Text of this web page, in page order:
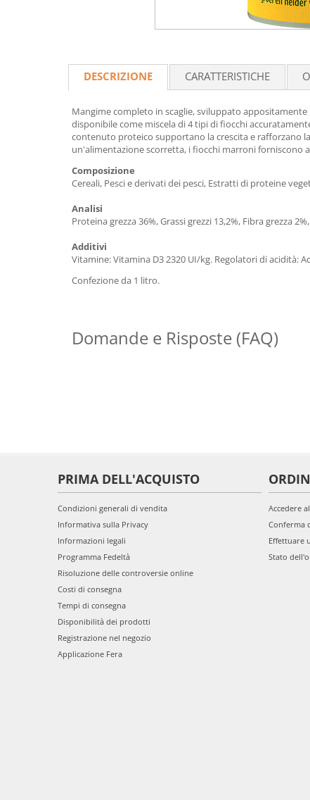
DESCRIZIONE CARATTERISTICHE
Mangime completo in scaglie, sviluppato
disponibile come miscela di 4 tipi di fiocchi
contenuto proteico supportano la crescita e rafforzano
un'alimentazione scorretta, i fiocchi marroni forniscono
Composizione
Cereali, Pesci e derivati ​​dei pesci, Estratti di proteine
Analisi
Proteina grezza 36%, Grassi grezzi 13,2%, Fibra grezza
Additivi
Vitamine: Vitamina D3 2320 UI/kg. Regolatori di acidità:
Confezione da 1 litro.
Domande e Risposte (FAQ)
PRIMA DELL'ACQUISTO
Condizioni generali di vendita
Informativa sulla Privacy
Informazioni legali
Programma Fedeltà
Risoluzione delle controversie online
Costi di consegna
Tempi di consegna
Disponibilità dei prodotti
Registrazione nel negozio
Applicazione Fera
Accedere
Conferma
Effettuare
Stato